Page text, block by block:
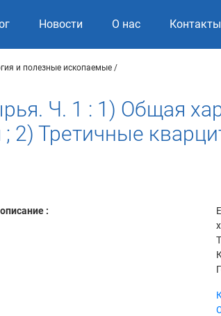
Новости О нас Контакты
и полезные ископаемые
Ч. 1 : 1) Общая
2) Третичные
: